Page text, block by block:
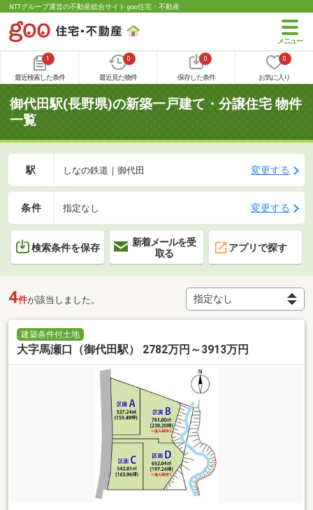
NTTグループ運営の不動産総合サイト goo住宅・不動産
1
最近検索した条件
0
最近見た物件
0
保存した条件
0
お気に入り
御代田駅(長野県)の新築一戸建て・分譲住宅 物件
一覧
駅 しなの鉄道｜御代田 変更する
条件 指定なし 変更する
検索条件を保存
新着メールを受
取る
アプリで探す
4件が該当しました。
建築条件付土地
大字馬瀬口（御代田駅） 2782万円～3913万円